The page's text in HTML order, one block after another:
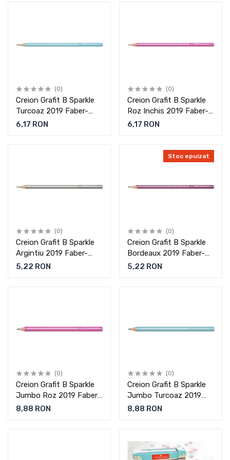
(0)
Creion Grafit B Sparkle
Turcoaz 2019 Faber-
Castell
6,17 RON
(0)
Creion Grafit B Sparkle
Roz Inchis 2019 Faber-
Castell
6,17 RON
(0)
Creion Grafit B Sparkle
Argintiu 2019 Faber-
Castell
5,22 RON
Stoc epuizat
(0)
Creion Grafit B Sparkle
Bordeaux 2019 Faber-
Castell
5,22 RON
(0)
Creion Grafit B Sparkle
Jumbo Roz 2019 Faber-
Castell
8,88 RON
(0)
Creion Grafit B Sparkle
Jumbo Turcoaz 2019
Faber-Castell
8,88 RON